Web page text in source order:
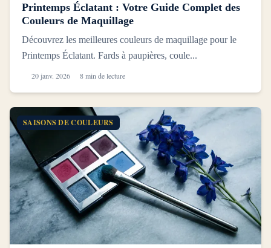
Printemps Éclatant : Votre Guide Complet des
Couleurs de Maquillage
Découvrez les meilleures couleurs de maquillage pour le
Printemps Éclatant. Fards à paupières, coule...
20 janv. 2026 8 min de lecture
SAISONS DE COULEURS